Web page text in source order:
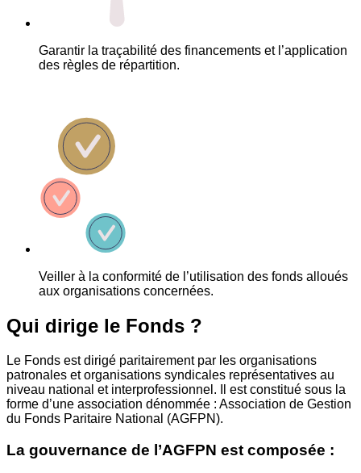
Garantir la traçabilité des financements et l’application
des règles de répartition.
Veiller à la conformité de l’utilisation des fonds alloués
aux organisations concernées.
Qui dirige le Fonds ?
Le Fonds est dirigé paritairement par les organisations
patronales et organisations syndicales représentatives au
niveau national et interprofessionnel. Il est constitué sous la
forme d’une association dénommée : Association de Gestion
du Fonds Paritaire National (AGFPN).
La gouvernance de l’AGFPN est composée :